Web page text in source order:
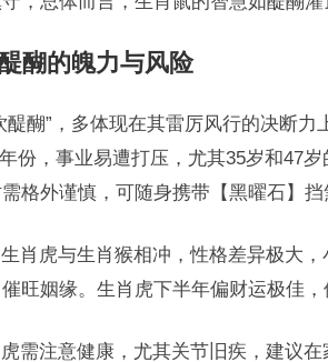
醐的魄力与风险
醍醐”，多体现在其雷厉风行的决断力
年份，事业易遭打压，尤其35岁和47
格外谨慎，可随身携带【黑曜石】挡
肖虎与生肖猴相冲，性格差异极大
旺姻缘。生肖虎下半年偏财运极佳，
需注意健康，尤其关节旧疾，建议